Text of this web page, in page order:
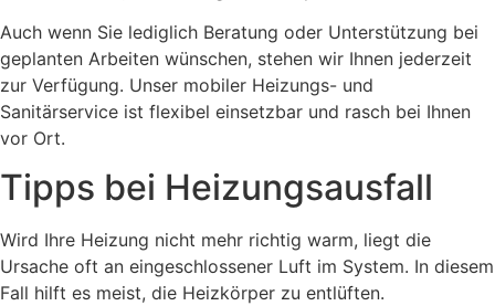
Auch wenn Sie lediglich Beratung oder Unterstützung bei
geplanten Arbeiten wünschen, stehen wir Ihnen jederzeit
zur Verfügung. Unser mobiler Heizungs- und
Sanitärservice ist flexibel einsetzbar und rasch bei Ihnen
vor Ort.
Tipps bei Heizungsausfall
Wird Ihre Heizung nicht mehr richtig warm, liegt die
Ursache oft an eingeschlossener Luft im System. In diesem
Fall hilft es meist, die Heizkörper zu entlüften.